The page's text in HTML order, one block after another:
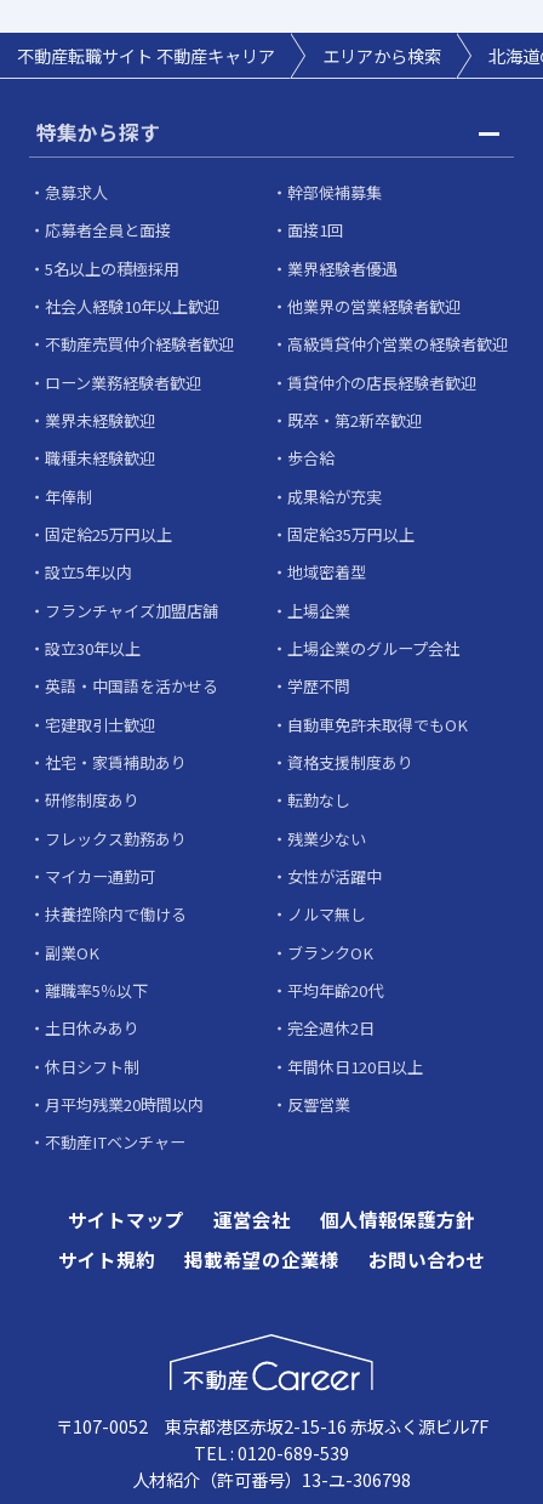
不動産転職サイト 不動産キャリア エリアから検索 北海
特集から探す
急募求人
幹部候補募集
応募者全員と面接
面接1回
5名以上の積極採用
業界経験者優遇
社会人経験10年以上歓迎
他業界の営業経験者歓迎
不動産売買仲介経験者歓迎
高級賃貸仲介営業の経験者歓迎
ローン業務経験者歓迎
賃貸仲介の店長経験者歓迎
業界未経験歓迎
既卒・第2新卒歓迎
職種未経験歓迎
歩合給
年俸制
成果給が充実
固定給25万円以上
固定給35万円以上
設立5年以内
地域密着型
フランチャイズ加盟店舗
上場企業
設立30年以上
上場企業のグループ会社
英語・中国語を活かせる
学歴不問
宅建取引士歓迎
自動車免許未取得でもOK
社宅・家賃補助あり
資格支援制度あり
研修制度あり
転勤なし
フレックス勤務あり
残業少ない
マイカー通勤可
女性が活躍中
扶養控除内で働ける
ノルマ無し
副業OK
ブランクOK
離職率5％以下
平均年齢20代
土日休みあり
完全週休2日
休日シフト制
年間休日120日以上
月平均残業20時間以内
反響営業
不動産ITベンチャー
サイトマップ 運営会社
個人情報保護方針
サイト規約
掲載希望の企業様 お問い合わせ
〒107-0052 東京都港区赤坂2-15-16 赤坂ふく源ビル7F
TEL : 0120-689-539
人材紹介（許可番号）13-ユ-306798